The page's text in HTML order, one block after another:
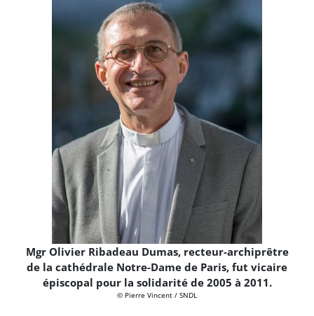
Mgr Olivier Ribadeau Dumas, recteur-archiprêtre
de la cathédrale Notre-Dame de Paris, fut vicaire
épiscopal pour la solidarité de 2005 à 2011.
© Pierre Vincent / SNDL